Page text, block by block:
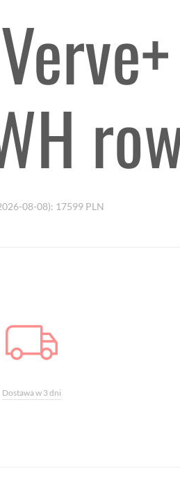
08-08): 17599 PLN
Dostawa w 3 dni